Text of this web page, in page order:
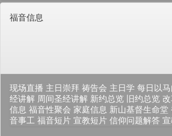
福音信息
现场直播 主日崇拜 祷告会 主日学 每日以马
经讲解 周间圣经讲解 新约总览 旧约总览
信息 福音性聚会 家庭信息 新山基督生命堂
音事工 福音短片 宣教短片 信仰问题解答